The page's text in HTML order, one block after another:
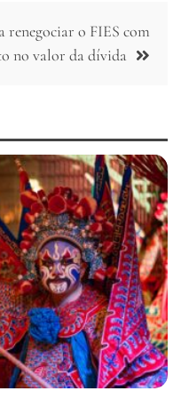
renegociar o FIES com
no valor da dívida